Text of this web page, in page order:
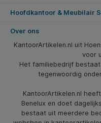
Hoofdkantoor & Meubilair
Over ons
KantoorArtikelen.nl uit
voor
Het familiebedrijf
tegenwoordig
KantoorArtikelen.nl
Benelux en doet
bestaat uit meerdere